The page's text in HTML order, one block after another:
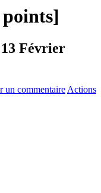
Février
un commentaire Actions